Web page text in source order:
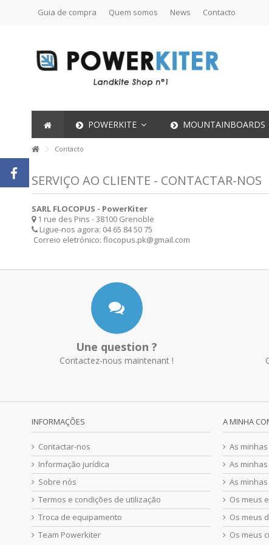
Guia de compra Quem somos News Contacto
POWERKITE MOUNTAINBOARDS
Contacto
SERVIÇO AO CLIENTE - CONTACTAR-NOS
SARL FLOCOPUS - PowerKiter
1 rue des Pins - 38100 Grenoble
Ligue-nos agora: 04 65 84 50 75
Correio eletrónico: flocopus.pk@gmail.com
Une question ?
Contactez-nous maintenant !
INFORMAÇÕES
Contactar-nos
Informação jurídica
Sobre nós
Termos e condições de utilização
Troca de equipamento
Team Powerkiter
A MINHA
As
As
As
Os meus
Os meus
Os meus